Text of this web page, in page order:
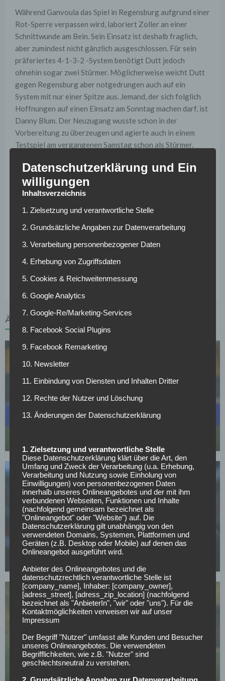
Während Ganvoula das Spiel in Regensburg aufgrund einer
Rot-Sperre verpassen wird, laboriert Zoller an einer
Schnittwunde am Bein. Sein Einsatz ist deshalb fraglich,
aber zumindest nicht gänzlich ausgeschlossen. Für sein
präferiertes 4-1-3-2 -System benötigt Dutt jedoch
ohnehin sogar zwei Stürmer. Möglicherweise weicht Dutt
gegen Regensburg aber notgedrungen auch auf ein
System mit nur einer Spitze aus. Jemand, der sich folglich
Hoffnungen auf einen Einsatz am Sonntag machen darf, ist
Danny Blum. Der Neuzugang wusste schon in der
Vorbereitung zu überzeugen und agierte auch in einem
Testspiel am vergangenen Samstag schon als Stürmer.
Die Zielsetzung für die neue Saison hat Dutt unterdessen
im „RevierSport“-Interview wie folgt formuliert: „Diese
Mannschaften (Nürnberg, Stuttgart, Hamburg, Hannover)
erst einmal gerecht werden. Im vergangenen Jahr sind auch
nicht alle Favoriten aufgestiegen. Wir hätten schon Spaß
Mannschaften ärgern und oben mitmischen“, verrät Dutt.
Wie wahrscheinlich das jedoch ist, das werden die ersten
Spiele der neuen Saison zeigen.
ÄHNLICHE ARTIKEL
VFL BOCHUM 1848
Bochum: Albanischer Nationalspieler kommt als
VFL BOCHUM 1848
Klassenerhalt gesichert: Rösler fordert vom VfL
Bochum intensiven Transfersommer
VFL BOCHUM 1848
Bochum vor kniffliger Zukunftsentscheidung bei
einem seiner größten Talente
Datenschutzerklärung und Ein
willigungen
Inhaltsverzeichnis
1. Zielsetzung und verantwortliche Stelle
2. Grundsätzliche Angaben zur Datenverarbeitung
3. Verarbeitung personenbezogener Daten
4. Erhebung von Zugriffsdaten
5. Cookies & Reichweitenmessung
6. Google Analytics
7. Google-Re/Marketing-Services
8. Facebook Social Plugins
9. Facebook Remarketing
10. Newsletter
11. Einbindung von Diensten und Inhalten Dritter
12. Rechte der Nutzer und Löschung
13. Änderungen der Datenschutzerklärung
1. Zielsetzung und verantwortliche Stelle
Diese Datenschutzerklärung klärt über die Art, den
Umfang und Zweck der Verarbeitung (u.a. Erhebung,
Verarbeitung und Nutzung sowie Einholung von
Einwilligungen) von personenbezogenen Daten
innerhalb unseres Onlineangebotes und der mit ihm
verbundenen Webseiten, Funktionen und Inhalte
(nachfolgend gemeinsam bezeichnet als
"Onlineangebot" oder "Website") auf. Die
Datenschutzerklärung gilt unabhängig von den
verwendeten Domains, Systemen, Plattformen und
Geräten (z.B. Desktop oder Mobile) auf denen das
Onlineangebot ausgeführt wird.
Anbieter des Onlineangebotes und die
datenschutzrechtlich verantwortliche Stelle ist
[company_name], Inhaber: [company_owner],
[adress_street], [adress_zip_location] (nachfolgend
bezeichnet als "AnbieterIn", "wir" oder "uns"). Für die
Kontaktmöglichkeiten verweisen wir auf unser
Impressum
Der Begriff "Nutzer" umfasst alle Kunden und Besucher
unseres Onlineangebotes. Die verwendeten
Begrifflichkeiten, wie z.B. "Nutzer" sind
geschlechtsneutral zu verstehen.